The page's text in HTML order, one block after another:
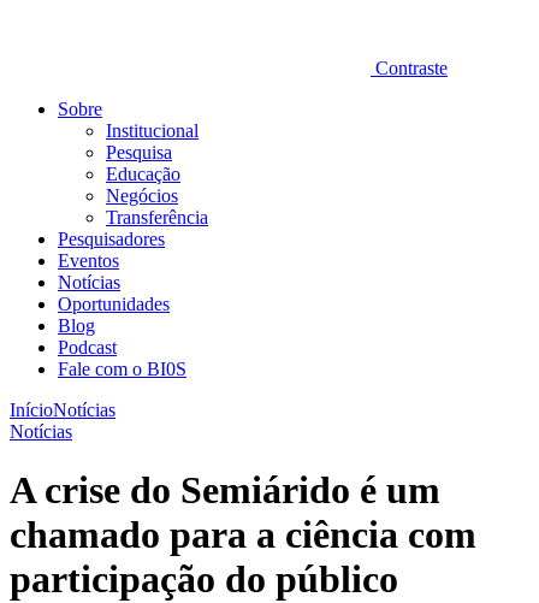
Contraste
Sobre
Institucional
Pesquisa
Educação
Negócios
Transferência
Pesquisadores
Eventos
Notícias
Oportunidades
Blog
Podcast
Fale com o BI0S
InícioNotícias
Notícias
A crise do Semiárido é um
chamado para a ciência com
participação do público